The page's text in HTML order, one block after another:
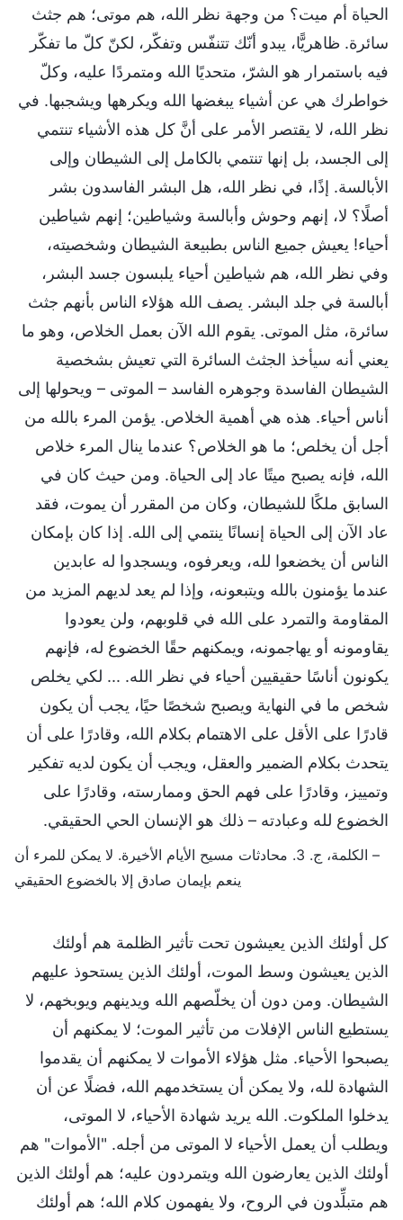
الحياة أم ميت؟ من وجهة نظر الله، هم موتى؛ هم جثث
سائرة. ظاهريًّا، يبدو أنّك تتنفّس وتفكّر، لكنّ كلّ ما تفكّر
فيه باستمرار هو الشرّ، متحديًا الله ومتمردًا عليه، وكلّ
خواطرك هي عن أشياء يبغضها الله ويكرهها ويشجبها. في
نظر الله، لا يقتصر الأمر على أنَّ كل هذه الأشياء تنتمي
إلى الجسد، بل إنها تنتمي بالكامل إلى الشيطان وإلى
الأبالسة. إذًا، في نظر الله، هل البشر الفاسدون بشر
أصلًا؟ لا، إنهم وحوش وأبالسة وشياطين؛ إنهم شياطين
أحياء! يعيش جميع الناس بطبيعة الشيطان وشخصيته،
وفي نظر الله، هم شياطين أحياء يلبسون جسد البشر،
أبالسة في جلد البشر. يصف الله هؤلاء الناس بأنهم جثث
سائرة، مثل الموتى. يقوم الله الآن بعمل الخلاص، وهو ما
يعني أنه سيأخذ الجثث السائرة التي تعيش بشخصية
الشيطان الفاسدة وجوهره الفاسد – الموتى – ويحولها إلى
أناس أحياء. هذه هي أهمية الخلاص. يؤمن المرء بالله من
أجل أن يخلص؛ ما هو الخلاص؟ عندما ينال المرء خلاص
الله، فإنه يصبح ميتًا عاد إلى الحياة. ومن حيث كان في
السابق ملكًا للشيطان، وكان من المقرر أن يموت، فقد
عاد الآن إلى الحياة إنسانًا ينتمي إلى الله. إذا كان بإمكان
الناس أن يخضعوا لله، ويعرفوه، ويسجدوا له عابدين
عندما يؤمنون بالله ويتبعونه، وإذا لم يعد لديهم المزيد من
المقاومة والتمرد على الله في قلوبهم، ولن يعودوا
يقاومونه أو يهاجمونه، ويمكنهم حقًا الخضوع له، فإنهم
يكونون أناسًا حقيقيين أحياء في نظر الله. ... لكي يخلص
شخص ما في النهاية ويصبح شخصًا حيًا، يجب أن يكون
قادرًا على الأقل على الاهتمام بكلام الله، وقادرًا على أن
يتحدث بكلام الضمير والعقل، ويجب أن يكون لديه تفكير
وتمييز، وقادرًا على فهم الحق وممارسته، وقادرًا على
الخضوع لله وعبادته – ذلك هو الإنسان الحي الحقيقي.
– الكلمة، ج. 3. محادثات مسيح الأيام الأخيرة. لا يمكن للمرء أن
ينعم بإيمان صادق إلا بالخضوع الحقيقي
كل أولئك الذين يعيشون تحت تأثير الظلمة هم أولئك
الذين يعيشون وسط الموت، أولئك الذين يستحوذ عليهم
الشيطان. ومن دون أن يخلّصهم الله ويدينهم ويوبخهم، لا
يستطيع الناس الإفلات من تأثير الموت؛ لا يمكنهم أن
يصبحوا الأحياء. مثل هؤلاء الأموات لا يمكنهم أن يقدموا
الشهادة لله، ولا يمكن أن يستخدمهم الله، فضلًا عن أن
يدخلوا الملكوت. الله يريد شهادة الأحياء، لا الموتى،
ويطلب أن يعمل الأحياء لا الموتى من أجله. "الأموات" هم
أولئك الذين يعارضون الله ويتمردون عليه؛ هم أولئك الذين
هم متبلِّدون في الروح، ولا يفهمون كلام الله؛ هم أولئك